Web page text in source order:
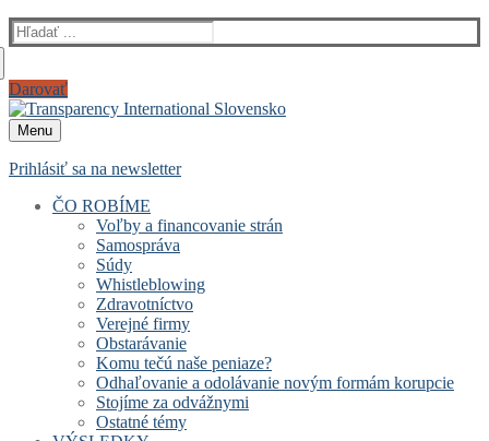
Hľadať:
Darovať
Menu
Prihlásiť sa na newsletter
ČO ROBÍME
Voľby a financovanie strán
Samospráva
Súdy
Whistleblowing
Zdravotníctvo
Verejné firmy
Obstarávanie
Komu tečú naše peniaze?
Odhaľovanie a odolávanie novým formám korupcie
Stojíme za odvážnymi
Ostatné témy